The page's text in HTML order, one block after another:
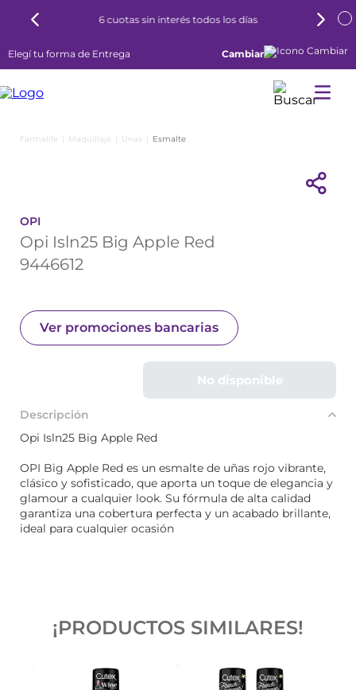
6 cuotas sin interés todos los días
Elegí tu forma de Entrega Cambiar
Maquillaje Unas Esmalte
OPI
Opi Isln25 Big Apple Red
9446612
Ver promociones bancarias
No disponible
Descripción
Opi Isln25 Big Apple Red
OPI Big Apple Red es un esmalte de uñas rojo vibrante,
clásico y sofisticado, que aporta un toque de elegancia y
glamour a cualquier look. Su fórmula de alta calidad
garantiza una cobertura perfecta y un acabado brillante,
ideal para cualquier ocasión
¡PRODUCTOS SIMILARES!